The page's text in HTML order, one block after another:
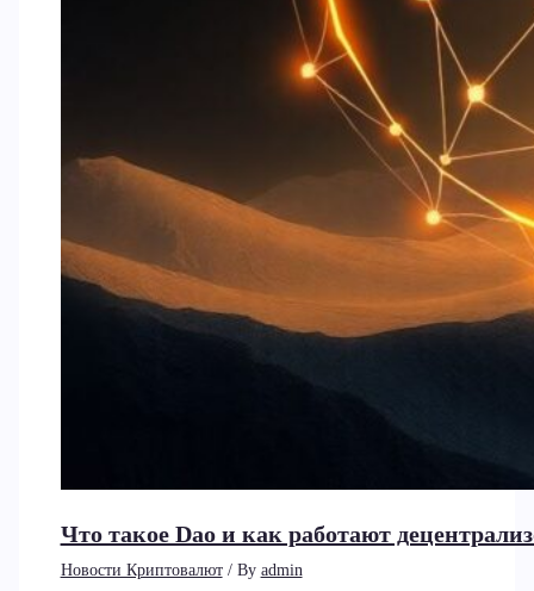
Что такое Dao и как работают
Новости Криптовалют/ By admin